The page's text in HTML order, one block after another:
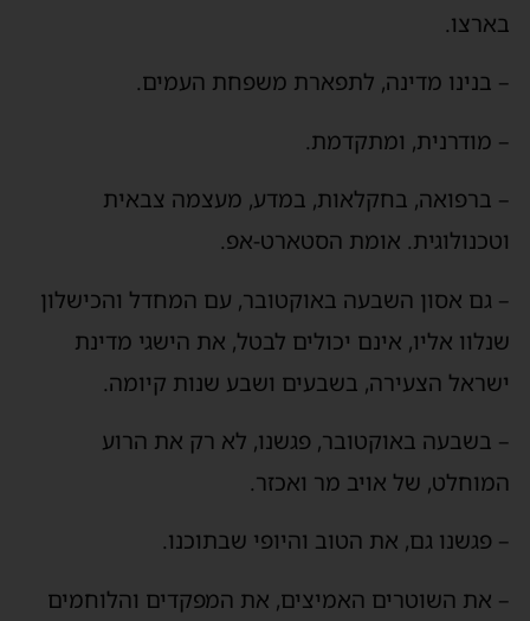
בארצו.
– בנינו מדינה, לתפארת משפחת העמים.
– מודרנית, ומתקדמת.
– ברפואה, בחקלאות, במדע, מעצמה צבאית
וטכנולוגית. אומת הסטארט-אפ.
– גם אסון השבעה באוקטובר, עם המחדל והכישלון
שנלוו אליו, אינם יכולים לבטל, את הישגי מדינת
ישראל הצעירה, בשבעים ושבע שנות קיומה.
– בשבעה באוקטובר, פגשנו, לא רק את הרוע
המוחלט, של אויב מר ואכזר.
– פגשנו גם, את הטוב והיופי שבתוכנו.
– את השוטרים האמיצים, את המפקדים והלוחמים